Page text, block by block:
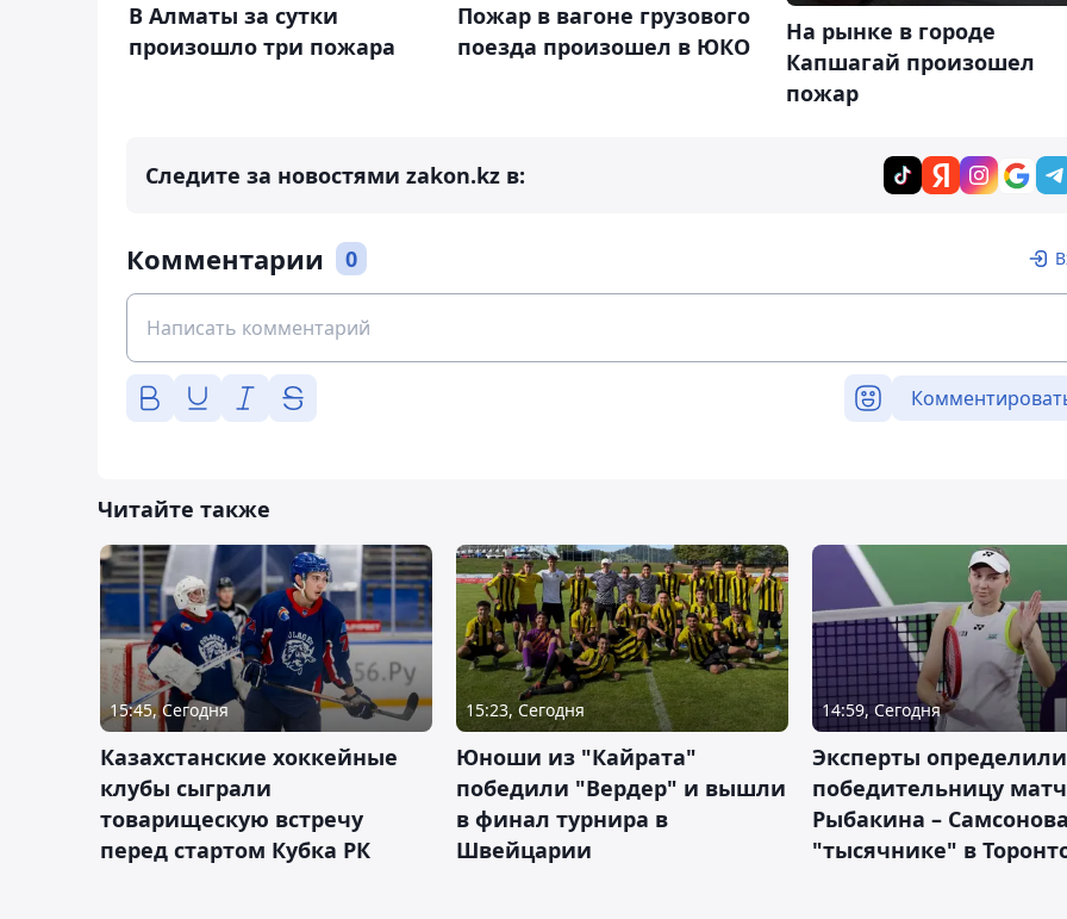
В Алматы за сутки
произошло три пожара
Пожар в вагоне грузового
поезда произошел в ЮКО
На рынке в городе
Капшагай произошел
пожар
Следите за новостями zakon.kz в:
Комментарии 0
Читайте также
15:45, Сегодня
Казахстанские хоккейные
клубы сыграли
товарищескую встречу
перед стартом Кубка РК
15:23, Сегодня
Юноши из "Кайрата"
победили "Вердер" и вышли
в финал турнира в
Швейцарии
14:59, Сегодня
Эксперты определили
победительницу
Рыбакина –
"тысячнике" в